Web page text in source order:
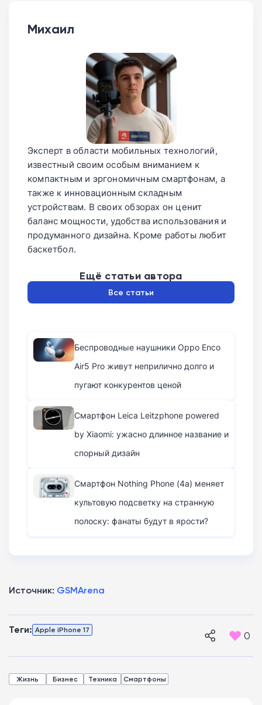
Михаил
Эксперт в области мобильных технологий,
известный своим особым вниманием к
компактным и эргономичным смартфонам, а
также к инновационным складным
устройствам. В своих обзорах он ценит
баланс мощности, удобства использования и
продуманного дизайна. Кроме работы любит
баскетбол.
Ещё статьи автора
Все статьи
Беспроводные наушники Oppo Enco
Air5 Pro живут неприлично долго и
пугают конкурентов ценой
Смартфон Leica Leitzphone powered
by Xiaomi: ужасно длинное название и
спорный дизайн
Смартфон Nothing Phone (4a) меняет
культовую подсветку на странную
полоску: фанаты будут в ярости?
Источник: GSMArena
Теги: Apple iPhone 17 0
Жизнь Бизнес Техника Смартфоны